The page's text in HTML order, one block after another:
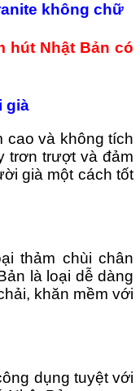
không chữ
hút Nhật Bản có
già
cao và không tích
trơn trượt và đảm
già một cách tốt
thảm chùi chân
là loại dễ dàng
khăn mềm với
dụng tuyệt với